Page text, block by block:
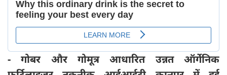
- गोबर और गोमूत्र आधारित उन्नत ऑर्गेनिक